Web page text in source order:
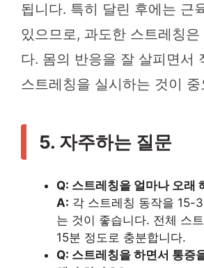
됩니다. 특히 달린 후에는 근
있으므로, 과도한 스트레칭은
다. 몸의 반응을 잘 살피면서
스트레칭을 실시하는 것이 중
5. 자주하는 질문
Q: 스트레칭을 얼마나 오래
A: 각 스트레칭 동작을 15-
는 것이 좋습니다. 전체 스
15분 정도로 충분합니다.
Q: 스트레칭을 하면서 통증